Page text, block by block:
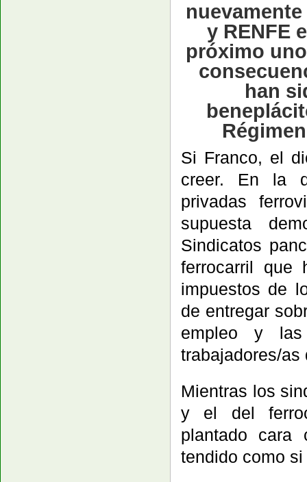
y RENFE
próximo
han
Si Franco, el
creer. En la
privadas
supuesta
Sindicatos
ferrocarril que
impuestos de
de entregar
empleo y las
trabajadores/as
Mientras los
y el del
plantado cara
tendido como